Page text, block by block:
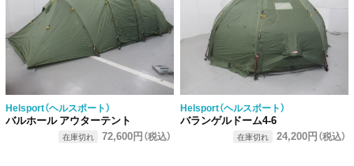
Helsport（ヘルスポート）
バルホール アウターテント
在庫切れ 72,600円（税込）
Helsport（ヘルスポート）
バランゲルドーム4-6
在庫切れ 24,200円（税込）